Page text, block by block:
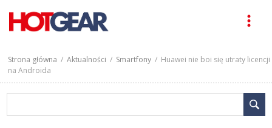
Strona główna /Aktualności / Smartfony / Huawei nie boi się utraty licencji
na Androida